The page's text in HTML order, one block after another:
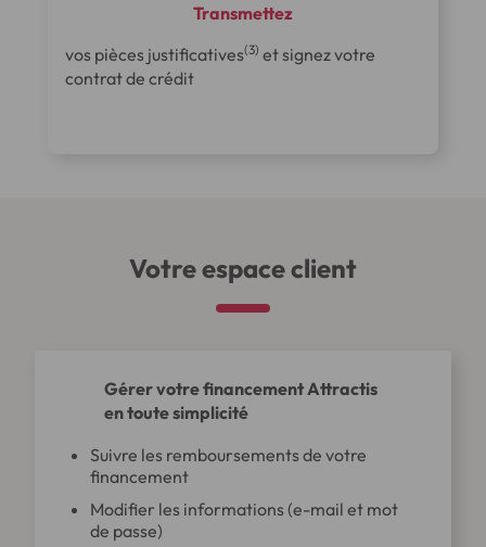
Transmettez
vos pièces justificatives(3) et signez votre
contrat de crédit
Votre espace client
Gérer votre financement Attractis
en toute simplicité
Suivre les remboursements de votre
financement
Modifier les informations (e-mail et mot
de passe)